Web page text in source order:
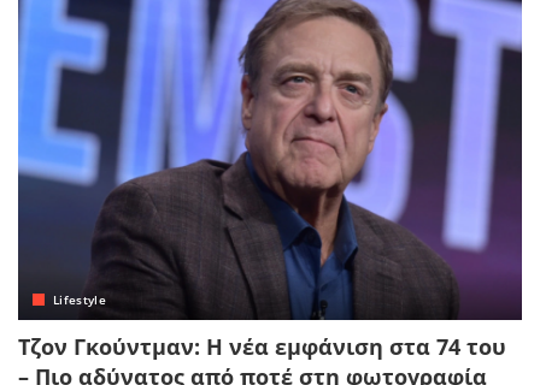
Lifestyle
Τζον Γκούντμαν: Η νέα εμφάνιση στα 74 του
– Πιο αδύνατος από ποτέ στη φωτογραφία